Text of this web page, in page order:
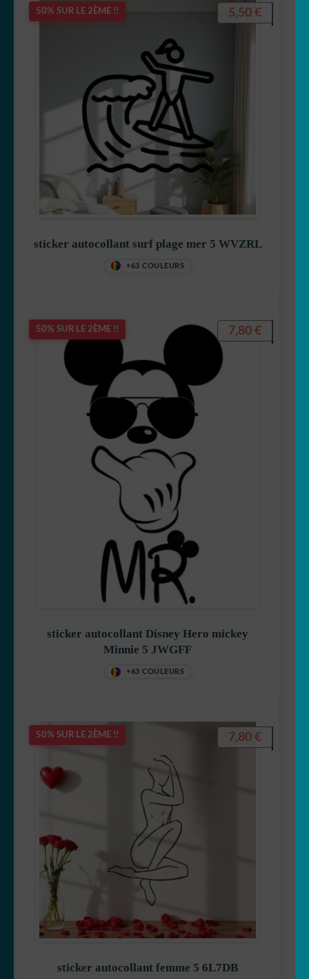
50% SUR LE 2ÈME !!
sticker autocollant surf plage mer 5 WVZRL
+63 COULEURS
5,50 €
50% SUR LE 2ÈME !!
sticker autocollant Disney Hero mickey
Minnie 5 JWGFF
+63 COULEURS
7,80 €
50% SUR LE 2ÈME !!
sticker autocollant femme 5 6L7DB
7,80 €